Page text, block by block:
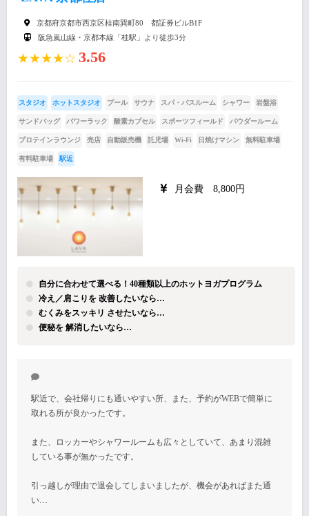
京都府京都市西京区桂南巽町80 都証券ビルB1F
阪急嵐山線・京都本線「桂駅」より徒歩3分
★★★★☆ 3.56
スタジオ ホットスタジオ プール サウナ スパ・バスルーム シャワー 岩盤浴
サンドバッグ パワーラック 酸素カプセル スポーツフィールド パウダールーム
プロテインラウンジ 売店 自動販売機 託児場 Wi-Fi 日焼けマシン 無料駐車場
有料駐車場 駅近
月会費 8,800円
自分に合わせて選べる！40種類以上のホットヨガプログラム
冷え／肩こりを 改善したいなら…
むくみをスッキリ させたいなら…
便秘を 解消したいなら…
駅近で、会社帰りにも通いやすい所、また、予約がWEBで簡単に
取れる所が良かったです。
また、ロッカーやシャワールームも広々としていて、あまり混雑
している事が無かったです。
引っ越しが理由で退会してしまいましたが、機会があればまた通
い…